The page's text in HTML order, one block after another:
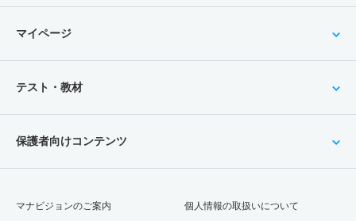
マイページ
テスト・教材
保護者向けコンテンツ
マナビジョンのご案内 個人情報の取扱いについて